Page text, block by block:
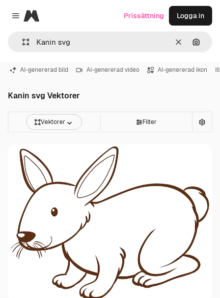
Close menu
Magnific
RensaSök
Prissättning Logga in
AI-genererad bild AI-genererad video AI-genererad ikon
Kanin svg Vektorer
Vektorer Filter